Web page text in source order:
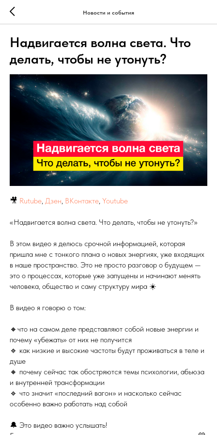
Новости и события
Надвигается волна света. Что
делать, чтобы не утонуть?
🎥 Rutube Дзен ВКонтакте Youtube
«Надвигается волна света. Что делать, чтобы не утонуть?»
В этом видео я делюсь срочной информацией, которая
пришла мне с тонкого плана о новых энергиях, уже входящих
в наше пространство. Это не просто разговор о будущем —
это о процессах, которые уже запущены и начинают менять
человека, общество и саму структуру мира ☀️
В видео я говорю о том:
🔸что на самом деле представляют собой новые энергии и
почему «убежать» от них не получится
🔹 как низкие и высокие частоты будут проживаться в теле и
душе
🔸 почему сейчас так обостряются темы психологии, абьюза
и внутренней трансформации
🔹 что значит «последний вагон» и насколько сейчас
особенно важно работать над собой
🔔 Это видео важно услышать!